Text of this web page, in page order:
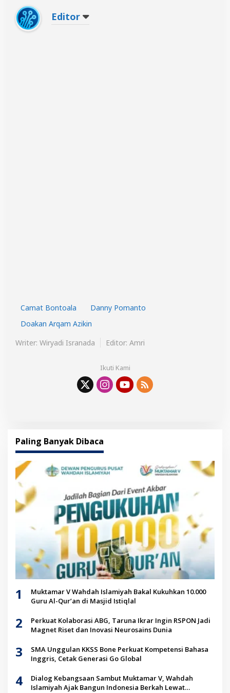
Editor
Camat Bontoala
Danny Pomanto
Doakan Arqam Azikin
Writer: Wiryadi Isranada
Editor: Amri
Ikuti Kami
Paling Banyak Dibaca
1
Muktamar V Wahdah Islamiyah Bakal Kukuhkan 10.000
Guru Al-Qur’an di Masjid Istiqlal
2
Perkuat Kolaborasi ABG, Taruna Ikrar Ingin RSPON Jadi
Magnet Riset dan Inovasi Neurosains Dunia
3
SMA Unggulan KKSS Bone Perkuat Kompetensi Bahasa
Inggris, Cetak Generasi Go Global
4
Dialog Kebangsaan Sambut Muktamar V, Wahdah
Islamiyah Ajak Bangun Indonesia Berkah Lewat